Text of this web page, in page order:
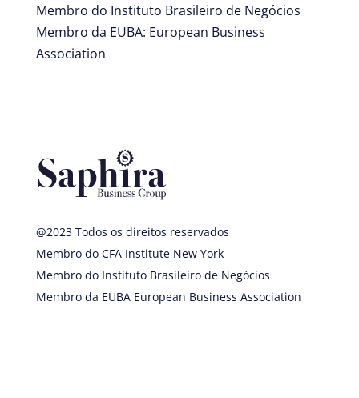
Membro do Instituto Brasileiro de Negócios
Membro da EUBA: European Business
Association
@2023 Todos os direitos reservados
Membro do CFA Institute New York
Membro do Instituto Brasileiro de Negócios
Membro da EUBA European Business Association